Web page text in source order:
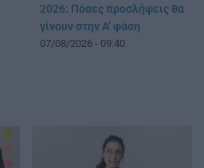
2026: Πόσες προσλήψεις θα
γίνουν στην Α’ φάση
07/08/2026 - 09:40